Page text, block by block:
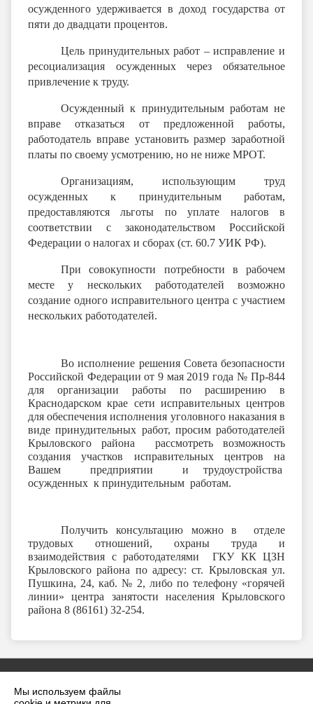
Мы используем файлы
осужденного удерживается в доход государства от
пяти до двадцати процентов.
Цель принудительных работ – исправление и
ресоциализация осужденных через обязательное
привлечение к труду.
Осужденный к принудительным работам не
вправе отказаться от предложенной работы,
работодатель вправе установить размер заработной
платы по своему усмотрению, но не ниже МРОТ.
Организациям, использующим труд
осужденных к принудительным работам,
предоставляются льготы по уплате налогов в
соответствии с законодательством Российской
Федерации о налогах и сборах (ст. 60.7 УИК РФ).
При совокупности потребности в рабочем
месте у нескольких работодателей возможно
создание одного исправительного центра с участием
нескольких работодателей.
Во исполнение решения Совета безопасности
Российской Федерации от 9 мая 2019 года № Пр-844
для организации работы по расширению в
Краснодарском крае сети исправительных центров
для обеспечения исполнения уголовного наказания в
виде принудительных работ, просим работодателей
Крыловского района рассмотреть возможность
создания участков исправительных центров на
Вашем предприятии и трудоустройства
осужденных к принудительным работам.
Получить консультацию можно в отделе
трудовых отношений, охраны труда и
взаимодействия с работодателями ГКУ КК ЦЗН
Крыловского района по адресу: ст. Крыловская ул.
Пушкина, 24, каб. № 2, либо по телефону «горячей
линии» центра занятости населения Крыловского
района 8 (86161) 32-254.